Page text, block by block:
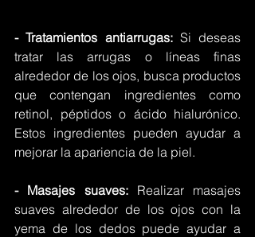
- Tratamientos antiarrugas: Si deseas
tratar las arrugas o líneas finas
alrededor de los ojos, busca productos
que contengan ingredientes como
retinol, péptidos o ácido hialurónico.
Estos ingredientes pueden ayudar a
mejorar la apariencia de la piel.
- Masajes suaves: Realizar masajes
suaves alrededor de los ojos con la
yema de los dedos puede ayudar a